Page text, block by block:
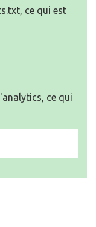
ce qui est
ce qui